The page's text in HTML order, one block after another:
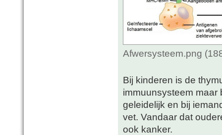
Afwersysteem.png
Bij kinderen is de
immuunsysteem maar
geleidelijk en bij
vet. Vandaar dat
ook kanker.